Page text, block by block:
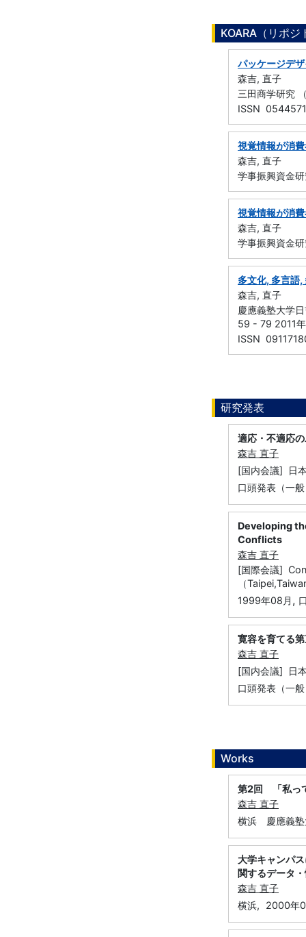
KOARA（リポ
パッケージデ
森吉, 直子
三田商学研究
ISSN
視覚情報が消
森吉, 直子
学事振興資金
視覚情報が消
森吉, 直子
学事振興資金
多文化, 多言語
森吉, 直子
慶應義塾大学
59 - 79 2011
ISSN
研究発表
適応・不適応
森吉 直子
[国内会議] 日
口頭発表（一
Developing
Conflicts
森吉 直子
[国際会議]
（
1999年08月 ,
寛容を育てる
森吉 直子
[国内会議] 日
口頭発表（一
Works
第2回 「私っ
森吉 直子
横浜 慶應義塾
大学キャンパ
関するデータ
森吉 直子
横浜,
2000年